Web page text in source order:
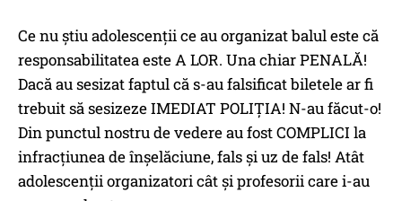
Ce nu știu adolescenții ce au organizat balul este că
responsabilitatea este A LOR. Una chiar PENALĂ!
Dacă au sesizat faptul că s-au falsificat biletele ar fi
trebuit să sesizeze IMEDIAT POLIȚIA! N-au făcut-o!
Din punctul nostru de vedere au fost COMPLICI la
infracțiunea de înșelăciune, fals și uz de fals! Atât
adolescenții organizatori cât și profesorii care i-au